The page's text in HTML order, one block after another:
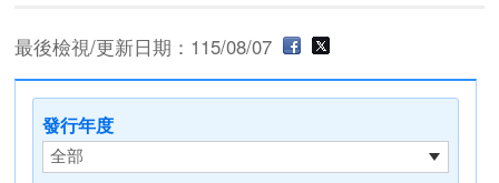
最後檢視/更新日期：115/08/07
發行年度